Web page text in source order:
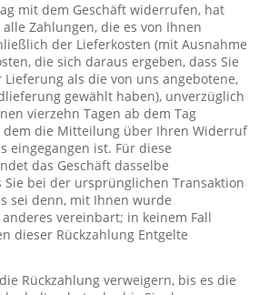
mit dem Geschäft widerrufen, hat
Zahlungen, die es von Ihnen
der Lieferkosten (mit Ausnahme
die sich daraus ergeben, dass Sie
als die von uns angebotene,
gewählt haben), unverzüglich
vierzehn Tagen ab dem Tag
dem die Mitteilung über Ihren Widerruf
eingegangen ist. Für diese
das Geschäft dasselbe
Sie bei der ursprünglichen Transaktion
sei denn, mit Ihnen wurde
vereinbart; in keinem Fall
dieser Rückzahlung Entgelte
Rückzahlung verweigern, bis es die